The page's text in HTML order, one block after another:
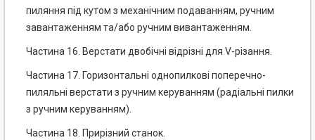
пиляння під кутом з механічним подаванням, ручним
завантаженням та/або ручним вивантаженням.
Частина 16. Верстати двобічні відрізні для V-різання.
Частина 17. Горизонтальні однопилкові поперечно-
пиляльні верстати з ручним керуванням (радіальні пилки
з ручним керуванням).
Частина 18. Прирізний станок.